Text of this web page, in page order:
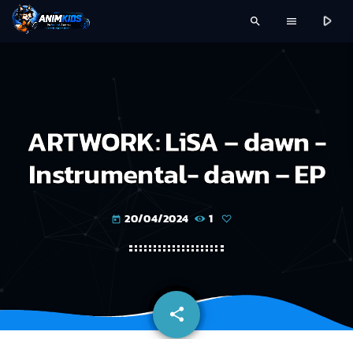
search menu play_arrow
ARTWORK: LiSA – dawn -
Instrumental- dawn – EP
today 20/04/2024 1
share
email